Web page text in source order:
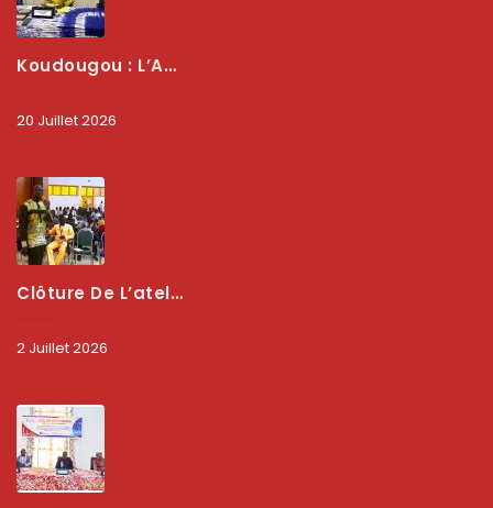
Koudougou : L’ARCEP Renforce Le Dialogue Avec Les Associations De Consommateurs Pour Mieux Protéger Les Usagers
20 Juillet 2026
Clôture De L’atelier National : L’ARCEP Et Les Collectivités Territoriales Consolident Leur Partenariat Pour Booster La Qualité Des Services Numériques
2 Juillet 2026